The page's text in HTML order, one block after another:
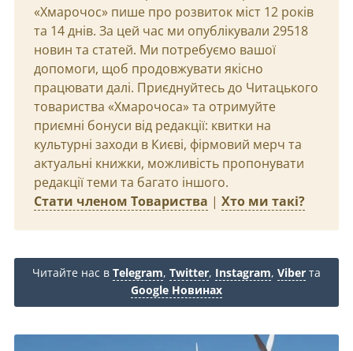
«Хмарочос» пише про розвиток міст 12 років
та 14 днів. За цей час ми опублікували 29518
новин та статей. Ми потребуємо вашої
допомоги, щоб продовжувати якісно
працювати далі. Приєднуйтесь до Читацького
товариства «Хмарочоса» та отримуйте
приємні бонуси від редакції: квитки на
культурні заходи в Києві, фірмовий мерч та
актуальні книжки, можливість пропонувати
редакції теми та багато іншого.
Стати членом Товариства | Хто ми такі?
Читайте нас в Telegram, Twitter, Instagram, Viber та
Google Новинах